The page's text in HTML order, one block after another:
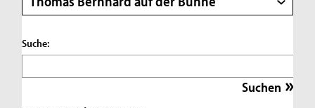
Suche: